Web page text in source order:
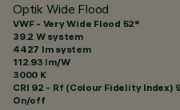
Optik Wide Flood
VWF - Very Wide Flood 52°
39.2 W system
4427 lm system
112.93 lm/W
3000 K
CRI 92 - Rf (Colour Fidelity Index)
On/off